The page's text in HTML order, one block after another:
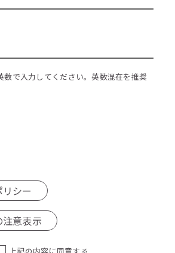
で入力してください。英数混在を推奨
シー
意表示